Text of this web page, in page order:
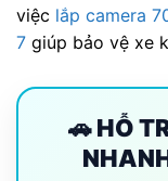
việc lắp camera
7 giúp bảo vệ xe
🚗 HỖ